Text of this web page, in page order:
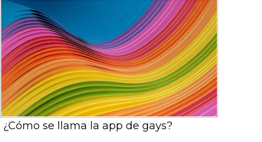
¿Cómo se llama la app de gays?